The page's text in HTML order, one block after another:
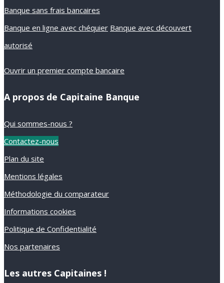
Banque sans frais bancaires
Banque en ligne avec chéquier Banque avec découvert
autorisé
Ouvrir un premier compte bancaire
A propos de Capitaine Banque
Qui sommes-nous ?
Contactez-nous
Plan du site
Mentions légales
Méthodologie du comparateur
Informations cookies
Politique de Confidentialité
Nos partenaires
Les autres Capitaines !